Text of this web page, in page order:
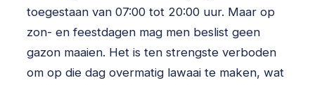
toegestaan van 07:00 tot 20:00 uur. Maar op
zon- en feestdagen mag men beslist geen
gazon maaien. Het is ten strengste verboden
om op die dag overmatig lawaai te maken, wat